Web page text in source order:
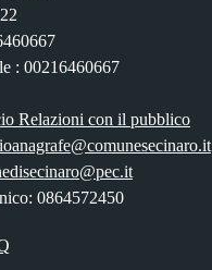
: 00216460667
Relazioni con il pubblico
0864572450